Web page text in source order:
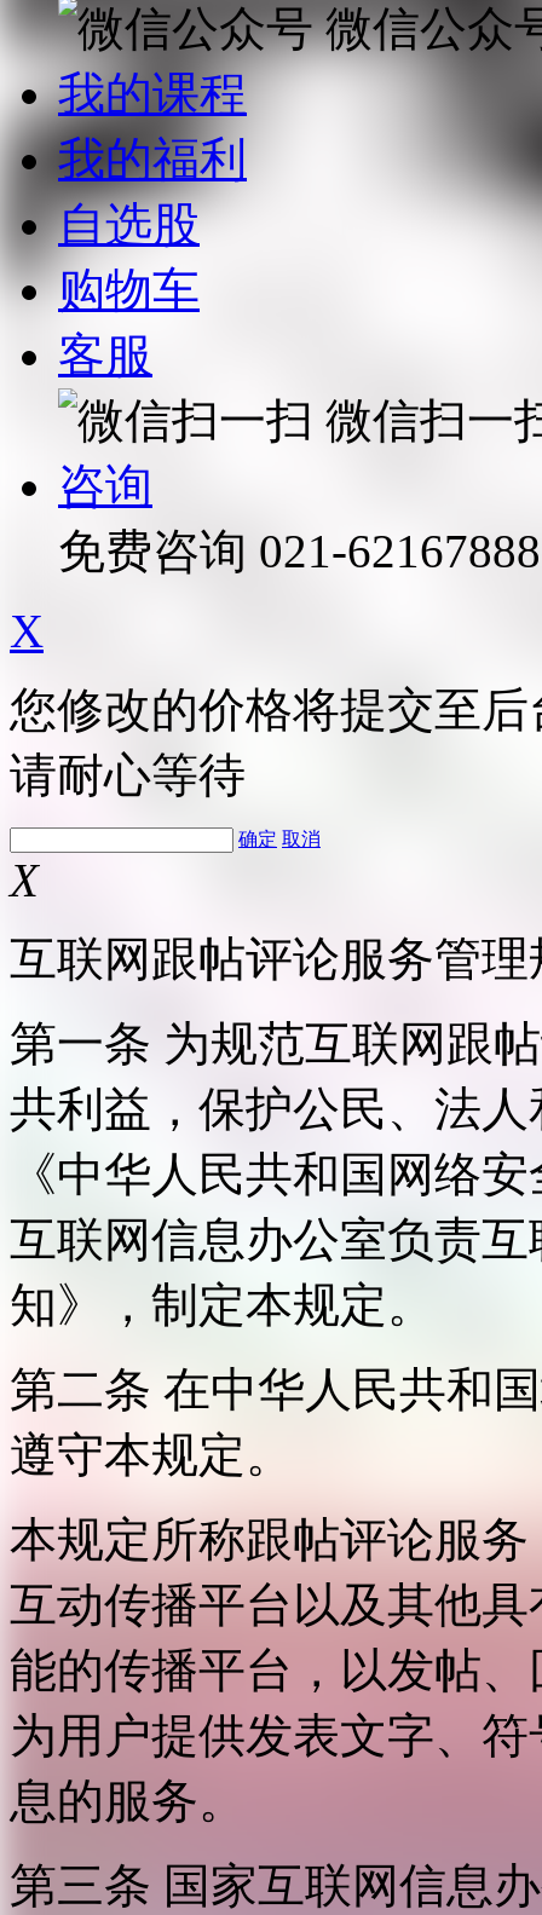
微信公众
我的课程
我的福利
自选股
购物车
客服
微信扫一
咨询
免费咨询 021-62167888
X
您修改的价格将提交至
请耐心等待
确定 取消
X
互联网跟帖评论服务管理
第一条 为规范互联网跟
共利益，保护公民、法
《中华人民共和国网络
互联网信息办公室负责
知》，制定本规定。
第二条 在中华人民共和
遵守本规定。
本规定所称跟帖评论服
互动传播平台以及其他
能的传播平台，以发帖
为用户提供发表文字、
息的服务。
第三条 国家互联网信息